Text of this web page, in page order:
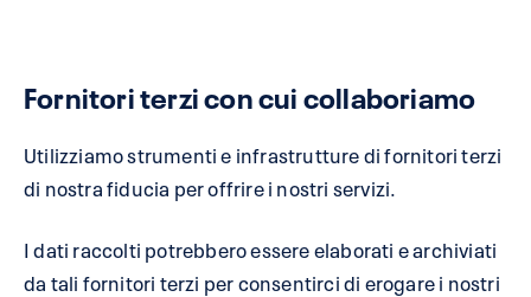
Fornitori terzi con cui collaboriamo
Utilizziamo strumenti e infrastrutture di fornitori terzi
di nostra fiducia per offrire i nostri servizi.
I dati raccolti potrebbero essere elaborati e archiviati
da tali fornitori terzi per consentirci di erogare i nostri